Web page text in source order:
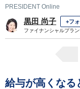
PRESIDENT Online
黒田 尚子 +フ
ファイナンシャルプラン
給与が高くなる